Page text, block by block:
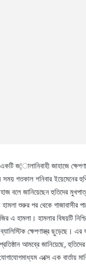
জ¦ালানিবাহী জাহাজে
গতকাল শনিবার ইয়েমেনের
বলে জানিয়েছেন হুতিদের
শুরুর পর থেকে গাজাবাসীর
এ হামলা। হামলার বিষয়টি
ক্ষেপণাস্ত্র ছুড়েছে।
আমব্রে জানিয়েছে,
এক্সে এক বার্তায়